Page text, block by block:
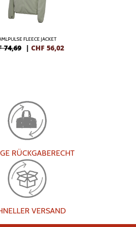
FLEECE JACKET
74,69 | CHF 56,02
RÜCKGABERECHT
VERSAND